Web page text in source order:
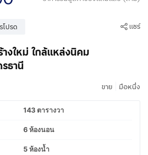
โปรด แชร์
งใหม่ ใกล้แหล่งนิคม
ธานี
ขาย มือหนึ่ง
143 ตารางวา
6 ห้องนอน
5 ห้องน้ำ